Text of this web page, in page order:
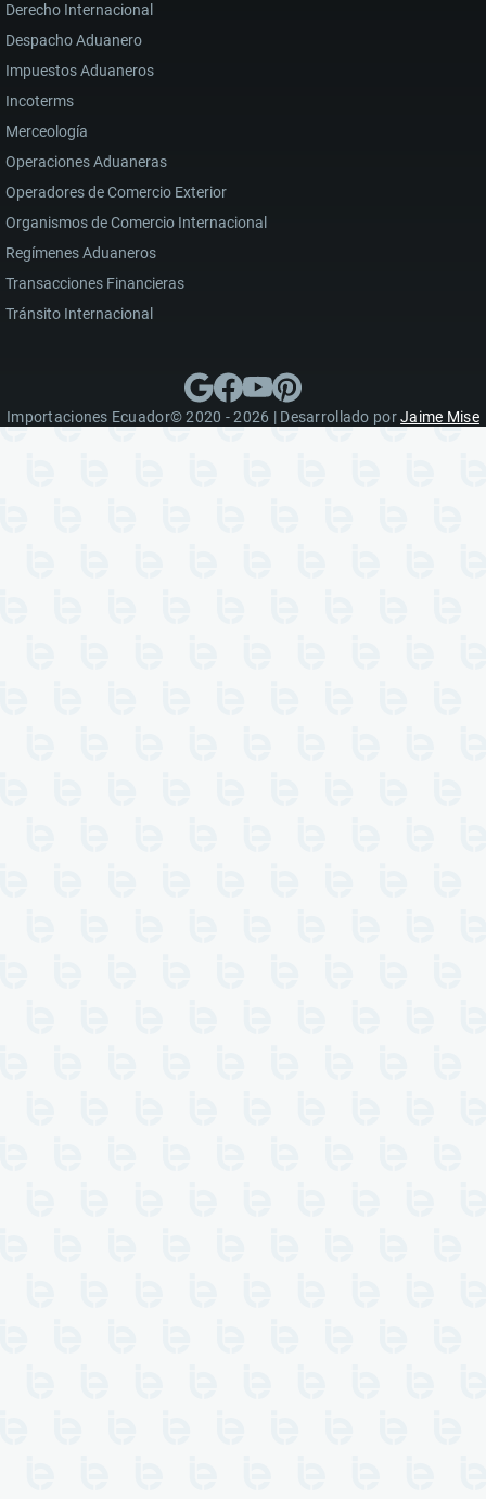
Derecho Internacional
Despacho Aduanero
Impuestos Aduaneros
Incoterms
Merceología
Operaciones Aduaneras
Operadores de Comercio Exterior
Organismos de Comercio Internacional
Regímenes Aduaneros
Transacciones Financieras
Tránsito Internacional
Importaciones Ecuador© 2020 - 2026 | Desarrollado porJaime Mise